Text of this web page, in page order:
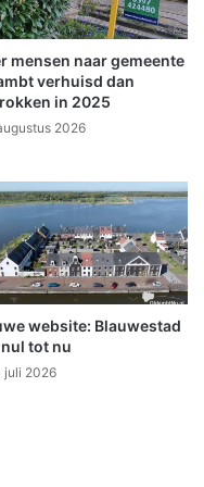
mensen naar gemeente
verhuisd dan
in 2025
2026
website: Blauwestad
tot nu
juli 2026